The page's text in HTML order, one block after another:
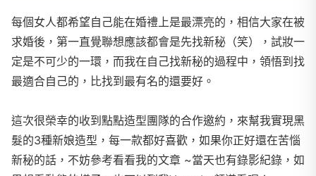
每個女人都希望自己能在婚禮上是最漂亮的，相信大家在被
求婚後，第一直覺聯想應該都會是先找新秘（笑），試妝一
定是不可少的一環，而我在自己找新秘的過程中，領悟到找
最適合自己的，比找到最有名的還要好。
這次很榮幸的收到點點造型團隊的合作邀約，來幫我實現黑
髮的3種新娘造型，每一款都好喜歡，如果你正好還在苦惱
新秘的話，不妨參考看看我的文章 ~當天也有錄影紀錄，如